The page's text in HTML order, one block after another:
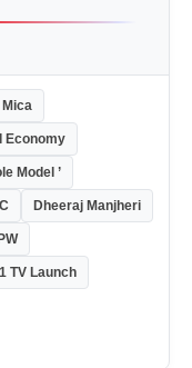
Mica
Economy
Model ’
Dheeraj Manjheri
PW
TV Launch